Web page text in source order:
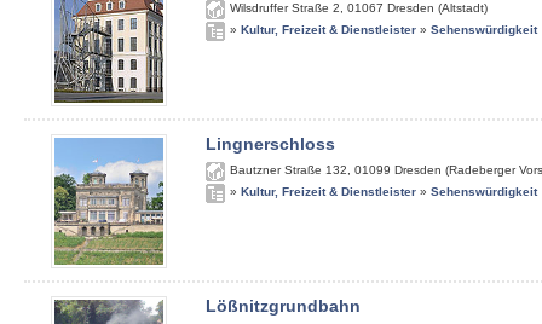
Wilsdruffer Straße 2 01067 Dresden (Altstadt)
» Kultur, Freizeit & Dienstleister » Sehenswürdigkeit
Lingnerschloss
Bautzner Straße 132 01099 Dresden (Radeberger
» Kultur, Freizeit & Dienstleister » Sehenswürdigkeit
Lößnitzgrundbahn